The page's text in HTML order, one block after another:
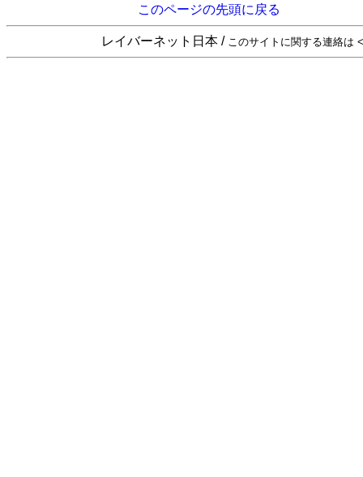
このページの先頭に戻る
レイバーネット日本 / このサイトに関する連絡は